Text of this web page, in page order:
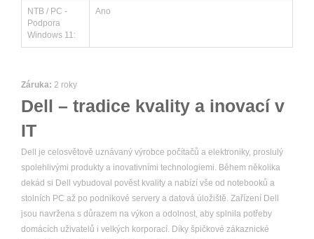
NTB / PC -
Podpora
Windows 11:
Ano
Záruka: 2 roky
Dell – tradice kvality a inovací v
IT
Dell je celosvětově uznávaný výrobce počítačů a elektroniky, proslulý
spolehlivými produkty a inovativními technologiemi. Během několika
dekád si Dell vybudoval pověst kvality a nabízí vše od notebooků a
stolních PC až po podnikové servery a datová úložiště. Zařízení Dell
jsou navržena s důrazem na výkon a odolnost, aby splnila potřeby
domácích uživatelů i velkých korporací. Díky špičkové zákaznické